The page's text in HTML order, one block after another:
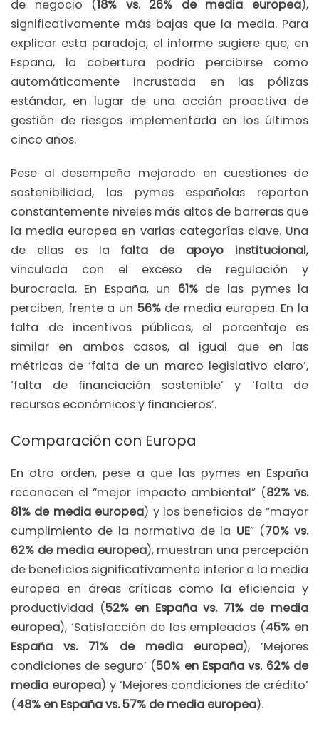
de negocio (18% vs. 26% de media europea),
significativamente más bajas que la media. Para
explicar esta paradoja, el informe sugiere que, en
España, la cobertura podría percibirse como
automáticamente incrustada en las pólizas
estándar, en lugar de una acción proactiva de
gestión de riesgos implementada en los últimos
cinco años.
Pese al desempeño mejorado en cuestiones de
sostenibilidad, las pymes españolas reportan
constantemente niveles más altos de barreras que
la media europea en varias categorías clave. Una
de ellas es la falta de apoyo institucional,
vinculada con el exceso de regulación y
burocracia. En España, un 61%de las pymes la
perciben, frente a un 56%de media europea. En la
falta de incentivos públicos, el porcentaje es
similar en ambos casos, al igual que en las
métricas de ‘falta de un marco legislativo claro’,
‘falta de financiación sostenible’ y ‘falta de
recursos económicos y financieros’.
Comparación con Europa
En otro orden, pese a que las pymes en España
reconocen el “mejor impacto ambiental” (82% vs.
81% de media europea) y los beneficios de “mayor
cumplimiento de la normativa de la UE” (70% vs.
62% de media europea), muestran una percepción
de beneficios significativamente inferior a la media
europea en áreas críticas como la eficiencia y
productividad (52% en España vs. 71% de media
europea), ‘Satisfacción de los empleados (45% en
España vs. 71% de media europea), ‘Mejores
condiciones de seguro’ (50% en España vs. 62% de
media europea) y ‘Mejores condiciones de crédito’
(48% en España vs. 57% de media europea).